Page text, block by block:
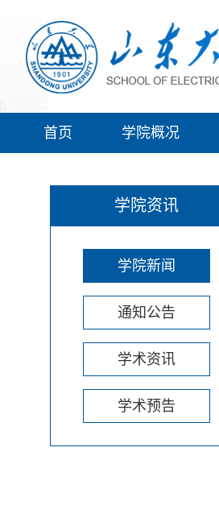
首页 学院概况
学院资讯
学院新闻
通知公告
学术资讯
学术预告